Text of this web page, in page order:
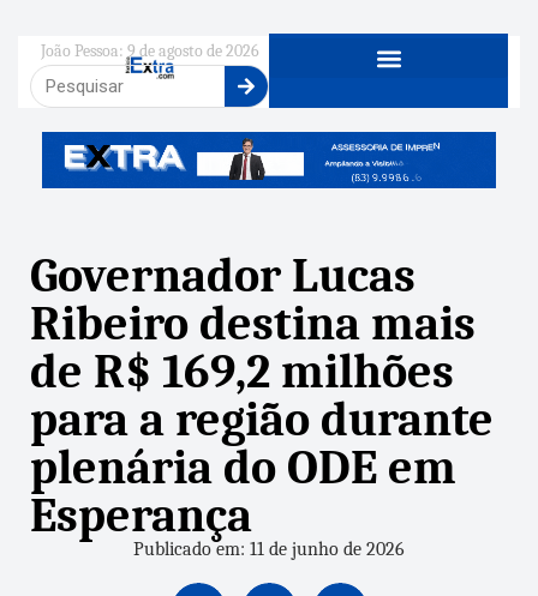
João Pessoa: 9 de agosto de 2026
Governador Lucas
Ribeiro destina mais
de R$ 169,2 milhões
para a região durante
plenária do ODE em
Esperança
Publicado em: 11 de junho de 2026